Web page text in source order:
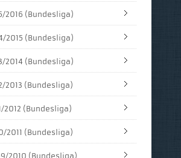
2016 (Bundesliga)
2015 (Bundesliga)
2014 (Bundesliga)
2013 (Bundesliga)
2012 (Bundesliga)
2011 (Bundesliga)
2010 (Bundesliga)